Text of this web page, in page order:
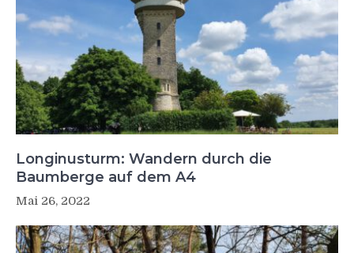
Longinusturm: Wandern durch die
Baumberge auf dem A4
Mai 26, 2022